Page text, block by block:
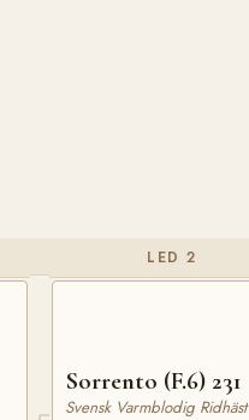
LED 2
Sorrento (F.6) 231
Svensk Varmblodig Ridhäst